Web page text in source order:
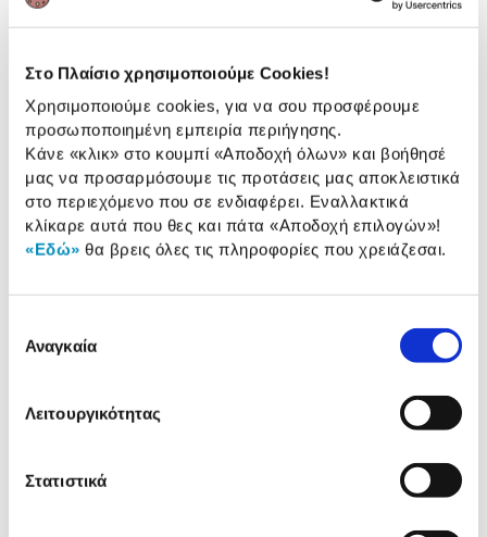
Στο Πλαίσιο χρησιμοποιούμε Cookies!
Χρησιμοποιούμε cookies, για να σου προσφέρουμε
προσωποποιημένη εμπειρία περιήγησης.
Κάνε «κλικ» στο κουμπί «Αποδοχή όλων» και βοήθησέ
μας να προσαρμόσουμε τις προτάσεις μας αποκλειστικά
στο περιεχόμενο που σε ενδιαφέρει. Εναλλακτικά
κλίκαρε αυτά που θες και πάτα «Αποδοχή επιλογών»!
«Εδώ» θα βρεις όλες τις πληροφορίες που χρειάζεσαι.
συγκατάθεσης
Αναγκαία
Λειτουργικότητας
Στατιστικά
Αναλυτική
παρουσίαση
Αναλυτική παρουσίαση
Προδιαγραφές
προϊόντος
Χαρακτηριστικά
Αξιολογήσεις